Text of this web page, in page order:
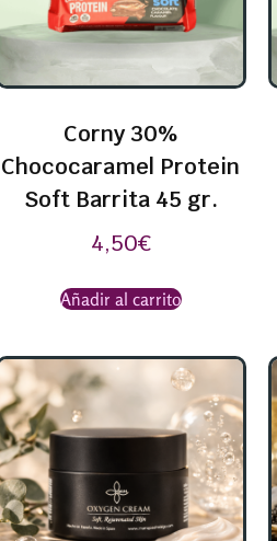
Corny 30%
Chococaramel Protein
Soft Barrita 45 gr.
4,50€
Añadir al carrito